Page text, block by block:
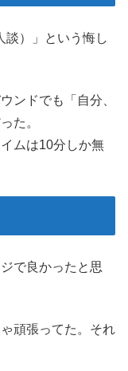
談）」という悔し
ンドでも「自分、
た。
ムは10分しか無
で良かったと思
頑張ってた。それ